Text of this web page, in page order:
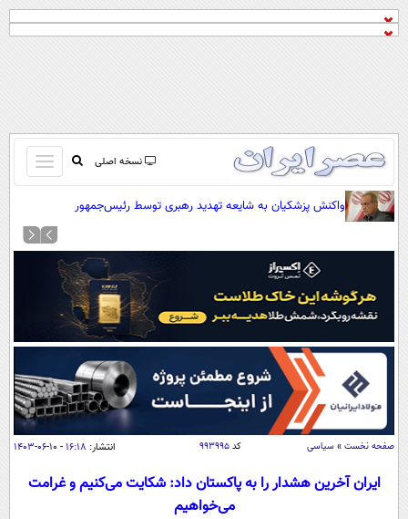
نسخه اصلی
باز
و
کردن
صفحه اول
آرشیو
نظرسنجی
آب و هوا
اوقات شرعی
سواد زندگی
اقتصاد
اقتصادی
خودرو
جامعه
اجتماعی
ورزشی
واکنش پزشکیان به شایعه تهدید رهبری توسط رئیس‌جمهور
صفحه نخست » سیاسی کد۹۹۳۹۹۵ انتشار: ۱۶:۱۸ - ۱۰-۰۶-۱۴۰۳
ایران آخرین هشدار را به پاکستان داد: شکایت می‌کنیم و غرامت
می‌خواهیم